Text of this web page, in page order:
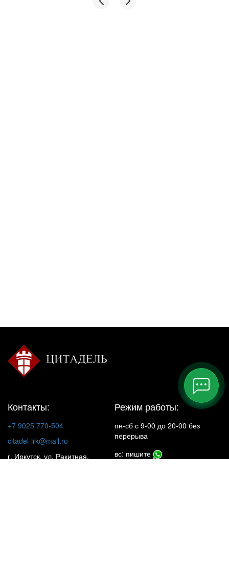
Контакты:
+7 9025 770-504
citadel-irk@mail.ru
г. Иркутск, ул. Ракитная,
Режим работы:
пн-сб с 9-00 до 20-00 без
перерыва
вс: пишите